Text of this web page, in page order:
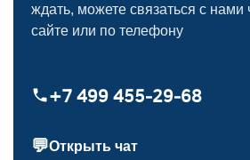
ждать, можете связаться с нами
сайте или по телефону
+7 499 455‑29‑68
💬Открыть чат